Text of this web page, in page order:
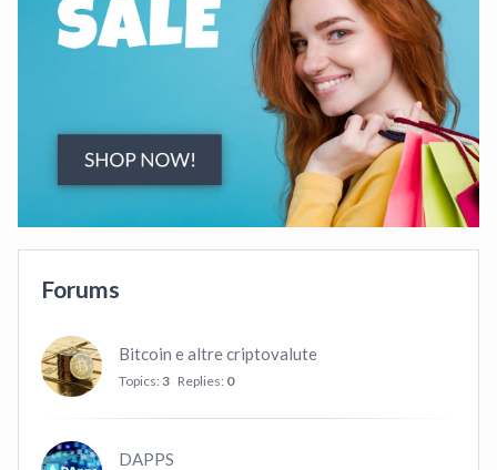
Forums
Bitcoin e altre criptovalute
Topics: 3 Replies: 0
DAPPS